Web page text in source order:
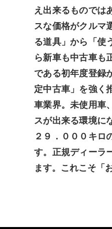
え出来るものでは
スな価格がクルマ
る道具」から「使
ら新車も中古車も
である初年度登録
定中古車」を強く
車業界。未使用車
スが出来る環境に
２９．０００キロ
す。正規ディーラ
ます。これこそ「